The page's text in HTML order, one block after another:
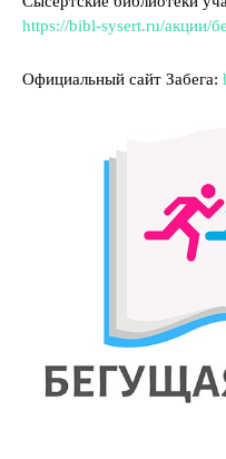
https://bibl-sysert.ru/акции/
Официальный сайт Забега: